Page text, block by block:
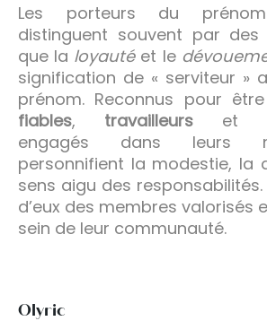
Les porteurs du
distinguent souvent par des
que la loyautéet le
signification de « serviteur »
prénom. Reconnus pour
fiables, travailleurs et
engagés dans leurs
personnifient la modestie, la
sens aigu des
d’eux des membres valorisés
sein de leur communauté.
Olyric